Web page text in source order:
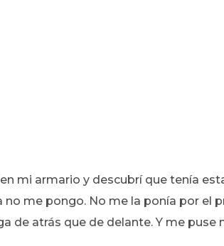
mi armario y descubrí que tenía
no me pongo. No me la ponía por el
de atrás que de delante. Y me puse